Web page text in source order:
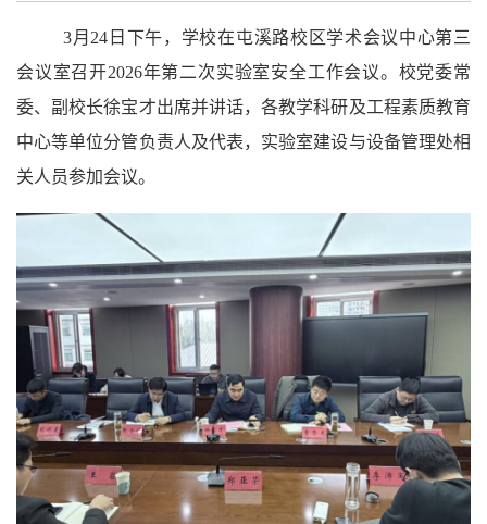
3月24日下午，学校在屯溪路校区学术会议中心第三
会议室召开2026年第二次实验室安全工作会议。校党委常
委、副校长徐宝才出席并讲话，各教学科研及工程素质教育
中心等单位分管负责人及代表，实验室建设与设备管理处相
关人员参加会议。